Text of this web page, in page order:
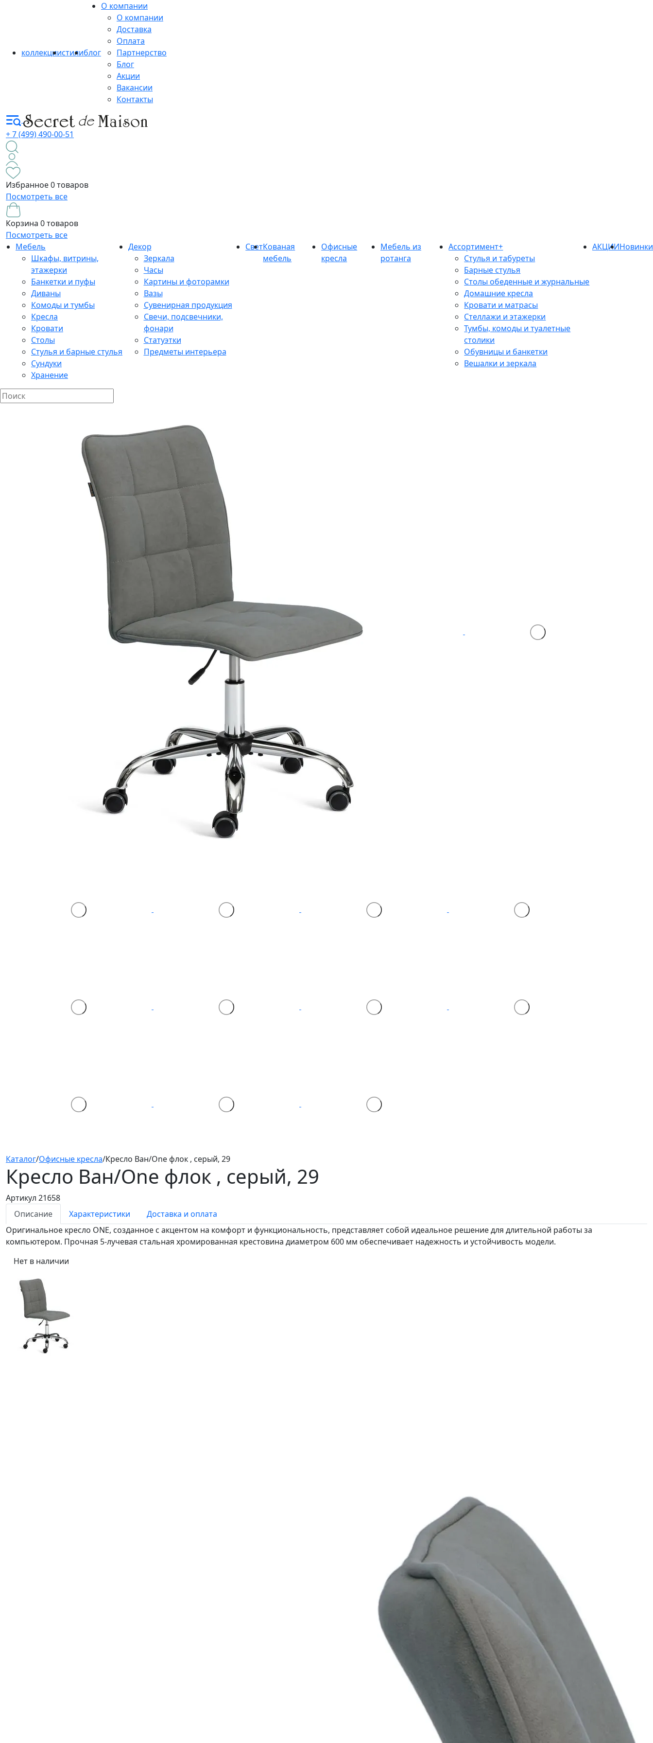
коллекциистилиблог
О компании
О компании
Доставка
Оплата
Партнерство
Блог
Акции
Вакансии
Контакты
+ 7 (499) 490-00-51
Избранное0 товаров
Посмотреть все
Корзина 0 товаров
Посмотреть все
Мебель
Шкафы, витрины,
этажерки
Банкетки и пуфы
Диваны
Комоды и тумбы
Кресла
Кровати
Столы
Стулья и барные стулья
Сундуки
Хранение
Декор
Зеркала
Часы
Картины и фоторамки
Вазы
Сувенирная продукция
Свечи, подсвечники,
фонари
Статуэтки
Предметы интерьера
СветКованая
мебель
Офисные
кресла
Мебель из
ротанга
Ассортимент+
Стулья и табуреты
Барные стулья
Столы обеденные и журнальные
Домашние кресла
Кровати и матрасы
Стеллажи и этажерки
Тумбы, комоды и туалетные
столики
Обувницы и банкетки
Вешалки и зеркала
АКЦИИНовинки
Каталог/Офисные кресла/Кресло Ван/One флок , серый, 29
Кресло Ван/One флок , серый, 29
Артикул 21658
Описание
Характеристики
Доставка и оплата
Оригинальное кресло ONE, созданное с акцентом на комфорт и функциональность, представляет собой идеальное решение для длительной работы за
компьютером. Прочная 5-лучевая стальная хромированная крестовина диаметром 600 мм обеспечивает надежность и устойчивость модели.
Нет в наличии